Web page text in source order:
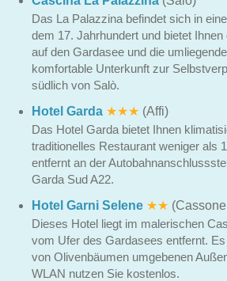
Das La Palazzina befindet sich in
dem 17. Jahrhundert und bietet
auf den Gardasee und die
komfortable Unterkunft zur
südlich von Salò.
Hotel Garda ★★★ (Affi)
Das Hotel Garda bietet Ihnen
traditionelles Restaurant weniger als
entfernt an der
Garda Sud A22.
Hotel Garni Selene ★★
Dieses Hotel liegt im malerischen
vom Ufer des Gardasees entfernt.
von Olivenbäumen umgebenen
WLAN nutzen Sie kostenlos.